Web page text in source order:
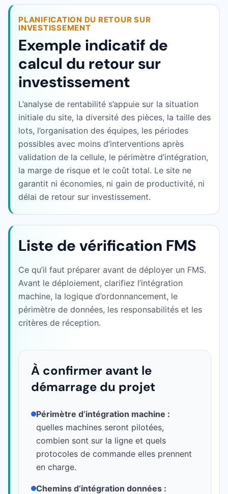
PLANIFICATION DU RETOUR SUR
INVESTISSEMENT
Exemple indicatif de
calcul du retour sur
investissement
L’analyse de rentabilité s’appuie sur la situation
initiale du site, la diversité des pièces, la taille des
lots, l’organisation des équipes, les périodes
possibles avec moins d’interventions après
validation de la cellule, le périmètre d’intégration,
la marge de risque et le coût total. Le site ne
garantit ni économies, ni gain de productivité, ni
délai de retour sur investissement.
Liste de vérification FMS
Ce qu’il faut préparer avant de déployer un FMS.
Avant le déploiement, clarifiez l’intégration
machine, la logique d’ordonnancement, le
périmètre de données, les responsabilités et les
critères de réception.
À confirmer avant le
démarrage du projet
Périmètre d’intégration machine :
quelles machines seront pilotées,
combien sont sur la ligne et quels
protocoles de commande elles prennent
en charge.
Chemins d’intégration données :